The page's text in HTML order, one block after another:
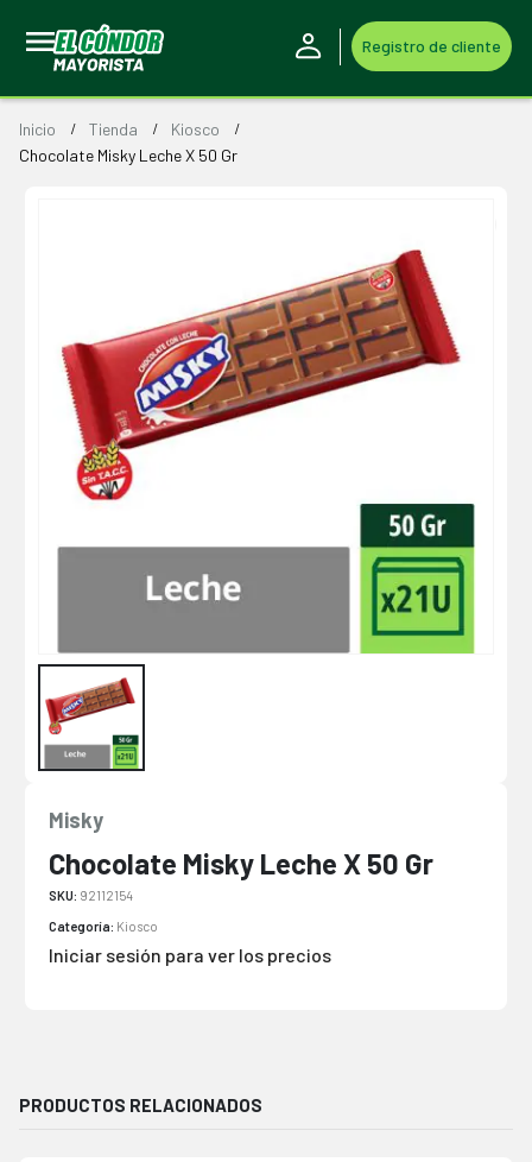
Registro de cliente
Inicio Tienda
Kiosco
Chocolate Misky Leche X 50 Gr
Misky
Chocolate Misky Leche X 50 Gr
SKU: 92112154
Categoría: Kiosco
Iniciar sesión para ver los precios
PRODUCTOS RELACIONADOS